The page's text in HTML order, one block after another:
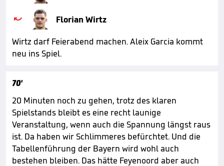

Florian Wirtz
Wirtz darf Feierabend machen. Aleix Garcia kommt
neu ins Spiel.
70'
20 Minuten noch zu gehen, trotz des klaren
Spielstands bleibt es eine recht launige
Veranstaltung, wenn auch die Spannung längst raus
ist. Da haben wir Schlimmeres befürchtet. Und die
Tabellenführung der Bayern wird wohl auch
bestehen bleiben. Das hätte Feyenoord aber auch